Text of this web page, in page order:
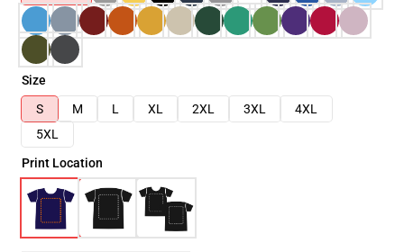
Size
S
M L XL 2XL 3XL
4XL
5XL
Print Location